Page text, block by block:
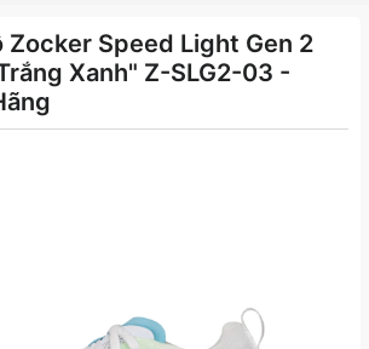
Zocker Speed Light Gen 2
Xanh" Z-SLG2-03 -